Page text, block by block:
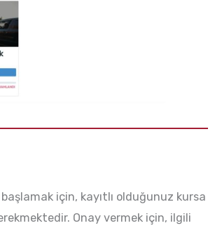
için, kayıtlı olduğunuz kursa
Onay vermek için, ilgili